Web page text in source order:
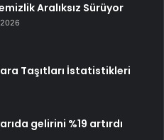
Aralıksız Sürüyor
Taşıtları İstatistikleri
gelirini %19 artırdı